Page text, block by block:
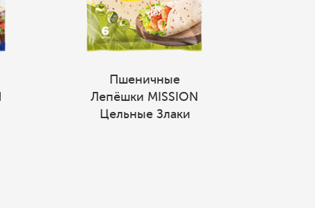
Пшеничные
Лепёшки MISSION
Цельные Злаки